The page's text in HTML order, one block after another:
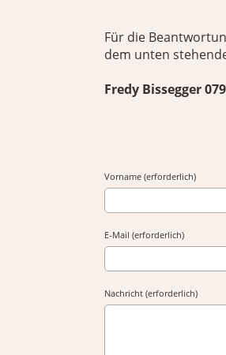
Für die
dem unten
Fredy Bissegger
Vorname (erforderlich)
E-Mail (erforderlich)
Nachricht (erforderlich)